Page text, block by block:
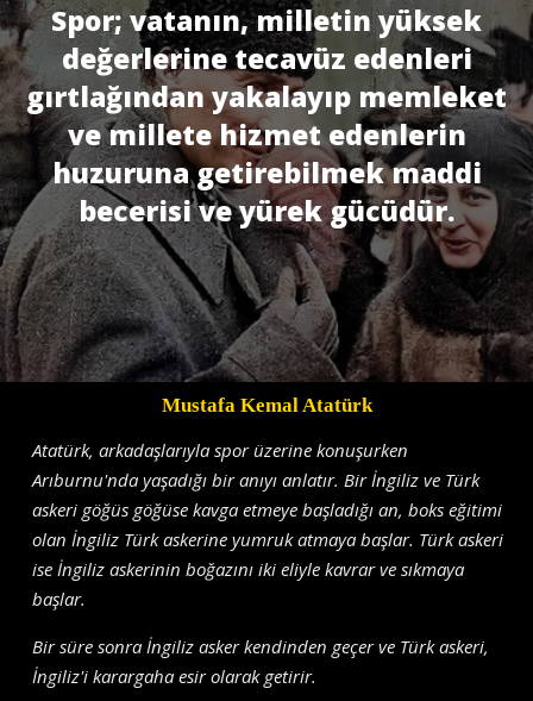
Spor; vatanın, milletin yüksek
değerlerine tecavüz edenleri
gırtlağından yakalayıp memleket
ve millete hizmet edenlerin
huzuruna getirebilmek maddi
becerisi ve yürek gücüdür.
Mustafa Kemal Atatürk
Atatürk, arkadaşlarıyla spor üzerine konuşurken
Arıburnu'nda yaşadığı bir anıyı anlatır. Bir İngiliz ve Türk
askeri göğüs göğüse kavga etmeye başladığı an, boks eğitimi
olan İngiliz Türk askerine yumruk atmaya başlar. Türk askeri
ise İngiliz askerinin boğazını iki eliyle kavrar ve sıkmaya
başlar.
Bir süre sonra İngiliz asker kendinden geçer ve Türk askeri,
İngiliz'i karargaha esir olarak getirir.